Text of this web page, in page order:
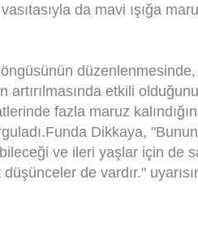
da mavi ışığa
düzenlenmesinde,
etkili olduğunu
fazla maruz
Dikkaya,
ve ileri yaşlar için de
de vardır."